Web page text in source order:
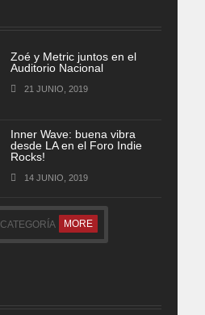
Zoé y Metric juntos en el
Auditorio Nacional
21 JUNIO, 2019
Inner Wave: buena vibra
desde LA en el Foro Indie
Rocks!
14 JUNIO, 2019
MORE